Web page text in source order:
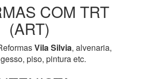
COM TRT
(ART)
Vila Silvia, alvenaria,
piso, pintura etc.